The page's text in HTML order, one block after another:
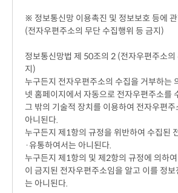
※ 정보통신망 이용촉진 및 정보보호 등에
(전자우편주소의 무단 수집행위 등 금지)
정보통신망법 제 50조의 2 (전자우편주소의
지)
누구든지 전자우편주소의 수집을 거부하는
넷 홈페이지에서 자동으로 전자우편주소를
그 밖의 기술적 장치를 이용하여 전자우편
아니된다.
누구든지 제1항의 규정을 위반하여 수집된
·유통하여서는 아니된다.
누구든지 제1항의 및 제2항의 규정에 의하
이 금지된 전자우편주소임을 알고 이를 정
는 아니된다.